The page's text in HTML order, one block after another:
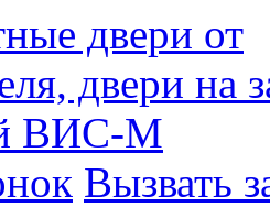
Вызвать